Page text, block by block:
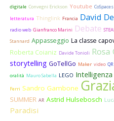
digitale Convegni Erickson Youtube CoSpaces
letteratura Thinglink Francia David
radio web Gianfranco Marini Debate
Stannard Appasseggio La classe
Roberta Coianiz Davide Tonioli Rosa
storytelling GoTellGo Maker video
oralità Mauro Sabella LEGO
Ferri Sandro Gambone
SUMMER AR Astrid Hulsebosch
Paradisi